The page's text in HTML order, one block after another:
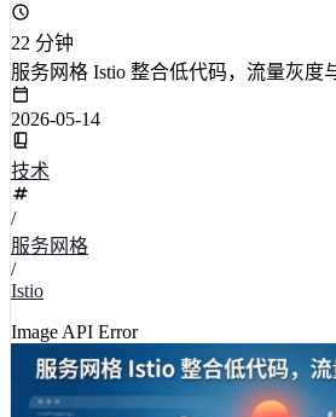
22 分钟
服务网格 Istio 整合低代码，流量灰度
2026-05-14
技术
/
服务网格
/
Istio
Image API Error